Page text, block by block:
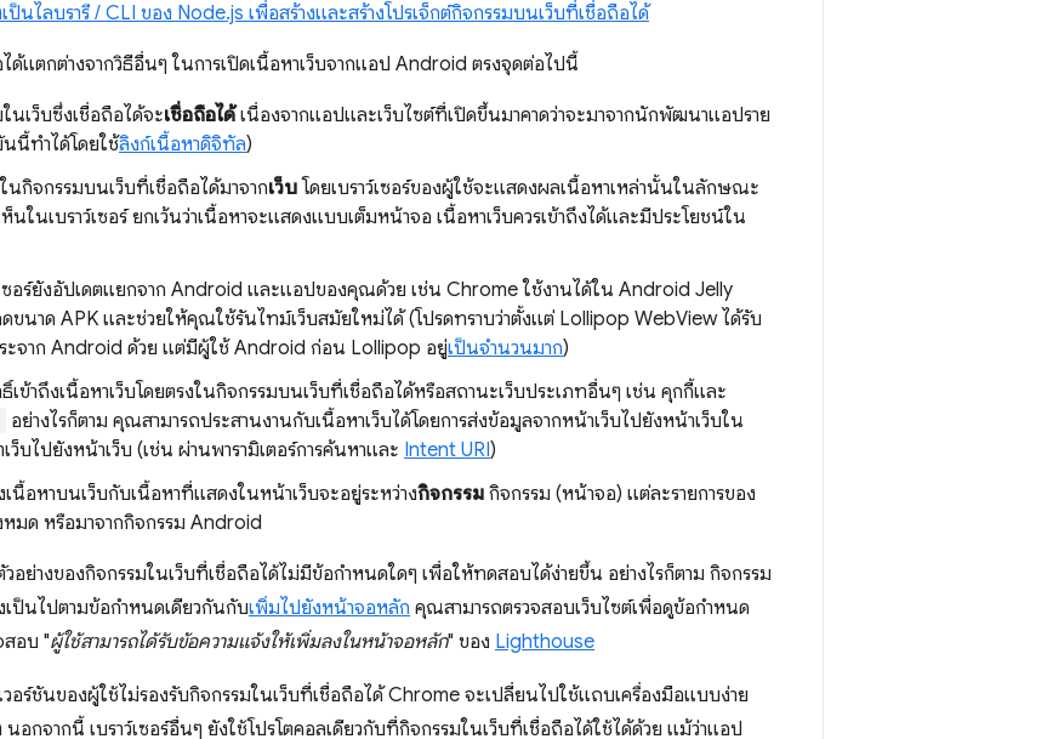
นไลบรารี / CLI ของ Node.js เพื่อสร้างและสร้างโปรเจ็กต์กิจกรรมบนเว็บที่เชื่อถือได้
ด้แตกต่างจากวิธีอื่นๆ ในการเปิดเนื้อหาเว็บจากแอป Android ตรงจุดต่อไปนี้
นเว็บซึ่งเชื่อถือได้จะเชื่อถือได้เนื่องจากแอปและเว็บไซต์ที่เปิดขึ้นมาคาดว่าจะมาจากนักพัฒนาแอปราย
นี้ทำได้โดยใช้ลิงก์เนื้อหาดิจิทัล)
กิจกรรมบนเว็บที่เชื่อถือได้มาจากเว็บ โดยเบราว์เซอร์ของผู้ใช้จะแสดงผลเนื้อหาเหล่านั้นในลักษณะ
นในเบราว์เซอร์ ยกเว้นว่าเนื้อหาจะแสดงแบบเต็มหน้าจอ เนื้อหาเว็บควรเข้าถึงได้และมีประโยชน์ใน
ซอร์ยังอัปเดตแยกจาก Android และแอปของคุณด้วย เช่น Chrome ใช้งานได้ใน Android Jelly
ขนาด APK และช่วยให้คุณใช้รันไทม์เว็บสมัยใหม่ได้ (โปรดทราบว่าตั้งแต่ Lollipop WebView ได้รับ
ระจาก Android ด้วย แต่มีผู้ใช้ Android ก่อน Lollipop อยู่เป็นจำนวนมาก)
ข้าถึงเนื้อหาเว็บโดยตรงในกิจกรรมบนเว็บที่เชื่อถือได้หรือสถานะเว็บประเภทอื่นๆ เช่น คุกกี้และ
อย่างไรก็ตาม คุณสามารถประสานงานกับเนื้อหาเว็บได้โดยการส่งข้อมูลจากหน้าเว็บไปยังหน้าเว็บใน
ว็บไปยังหน้าเว็บ (เช่น ผ่านพารามิเตอร์การค้นหาและ Intent URI)
เนื้อหาบนเว็บกับเนื้อหาที่แสดงในหน้าเว็บจะอยู่ระหว่างกิจกรรม กิจกรรม (หน้าจอ) แต่ละรายการของ
มด หรือมาจากกิจกรรม Android
ย่างของกิจกรรมในเว็บที่เชื่อถือได้ไม่มีข้อกำหนดใดๆ เพื่อให้ทดสอบได้ง่ายขึ้น อย่างไรก็ตาม กิจกรรม
เป็นไปตามข้อกำหนดเดียวกันกับเพิ่มไปยังหน้าจอหลัก คุณสามารถตรวจสอบเว็บไซต์เพื่อดูข้อกำหนด
สอบ "ผู้ใช้สามารถได้รับข้อความแจ้งให้เพิ่มลงในหน้าจอหลัก" ของ Lighthouse
อร์ชันของผู้ใช้ไม่รองรับกิจกรรมในเว็บที่เชื่อถือได้ Chrome จะเปลี่ยนไปใช้แถบเครื่องมือแบบง่าย
อกจากนี้ เบราว์เซอร์อื่นๆ ยังใช้โปรโตคอลเดียวกับที่กิจกรรมในเว็บที่เชื่อถือได้ใช้ได้ด้วย แม้ว่าแอป